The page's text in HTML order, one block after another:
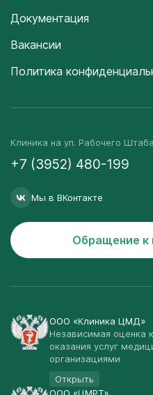
Документация
Вакансии
Политика
Клиника на ул. Рабочего Штаба
+7 (3952) 480-199
Мы в ВКонтакте
Обращение к
ООО «Клиника ЦМД»
Независимая оценка
оказания услуг
организациями
Открыть